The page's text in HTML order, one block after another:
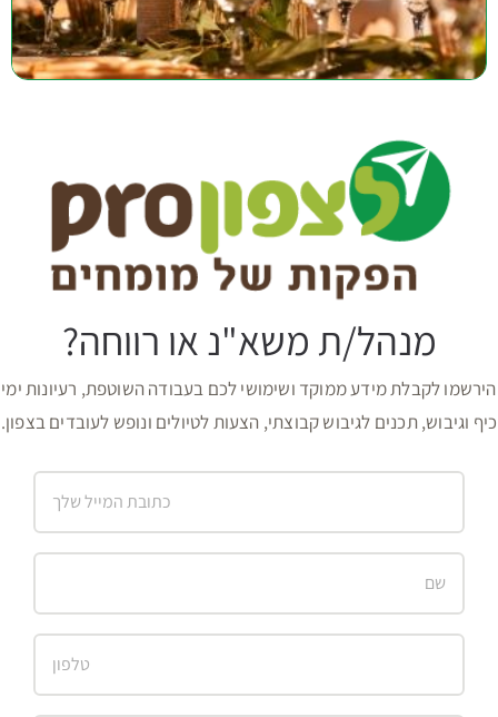
מנהל/ת משא"נ או רווחה?
הירשמו לקבלת מידע ממוקד ושימושי לכם בעבודה השוטפת, רעיונות ימי
כיף וגיבוש, תכנים לגיבוש קבוצתי, הצעות לטיולים ונופש לעובדים בצפון.